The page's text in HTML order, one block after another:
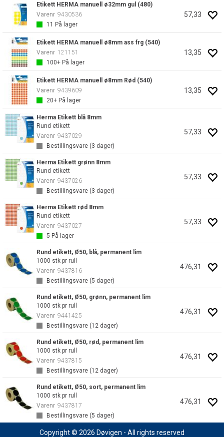
Etikett HERMA manuell ø32mm gul (480)
Varenr 9430536
11 På lager
57,33
Etikett HERMA manuell ø8mm ass frg (540)
Varenr 121151
100+ På lager
13,35
Etikett HERMA manuell ø8mm Rød (540)
Varenr 9439609
20+ På lager
13,35
Herma Etikett blå 8mm
Rund etikett
Varenr 9437029
Bestillingsvare (3 dager)
57,33
Herma Etikett grønn 8mm
Rund etikett
Varenr 9437026
Bestillingsvare (3 dager)
57,33
Herma Etikett rød 8mm
Rund etikett
Varenr 9437027
5 På lager
57,33
Rund etikett, Ø50, blå, permanent lim
1000 stk pr rull
Varenr 9437816
Bestillingsvare (5 dager)
476,31
Rund etikett, Ø50, grønn, permanent lim
1000 stk pr rull
Varenr 9441425
Bestillingsvare (12 dager)
476,31
Rund etikett, Ø50, rød, permanent lim
1000 stk pr rull
Varenr 9437815
Bestillingsvare (12 dager)
476,31
Rund etikett, Ø50, sort, permanent lim
1000 stk pr rull
Varenr 9437817
Bestillingsvare (5 dager)
476,31
Copyright © 2026 Døvigen - All rights reserved